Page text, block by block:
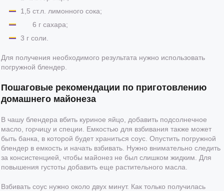
1,5 ст.л. лимонного сока;
6 г сахара;
3 г соли.
Для получения необходимого результата нужно использовать
погружной блендер.
Пошаговые рекомендации по приготовлению
домашнего майонеза
В чашу блендера вбить куриное яйцо, добавить подсолнечное
масло, горчицу и специи. Емкостью для взбивания также может
быть банка, в которой будет храниться соус. Опустить погружной
блендер в емкость и начать взбивать. Нужно внимательно следить
за консистенцией, чтобы майонез не был слишком жидким. Для
повышения густоты добавить еще растительного масла.
Взбивать соус нужно около двух минут. Как только получилась